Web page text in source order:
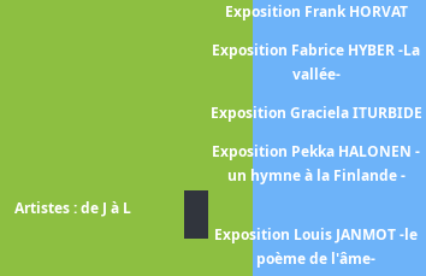
Exposition Frank HORVAT
Exposition Fabrice HYBER -La
vallée-
Exposition Graciela ITURBIDE
Exposition Pekka HALONEN -
un hymne à la Finlande -
Artistes : de J à L
Exposition Louis JANMOT -le
poème de l'âme-